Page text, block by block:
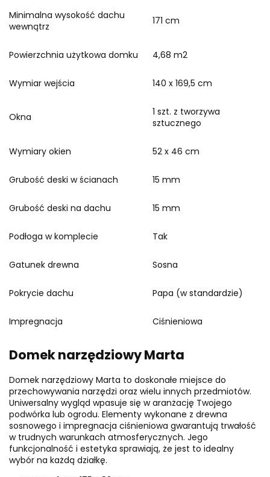
Minimalna wysokość dachu
wewnątrz
171 cm
Powierzchnia użytkowa domku 4,68 m2
Wymiar wejścia 140 x 169,5 cm
Okna
1 szt. z tworzywa
sztucznego
Wymiary okien 52 x 46 cm
Grubość deski w ścianach 15 mm
Grubość deski na dachu 15 mm
Podłoga w komplecie Tak
Gatunek drewna Sosna
Pokrycie dachu Papa (w standardzie)
Impregnacja Ciśnieniowa
Domek narzędziowy Marta
Domek narzędziowy Marta to doskonałe miejsce do
przechowywania narzędzi oraz wielu innych przedmiotów.
Uniwersalny wygląd wpasuje się w aranżację Twojego
podwórka lub ogrodu. Elementy wykonane z drewna
sosnowego i impregnacja ciśnieniowa gwarantują trwałość
w trudnych warunkach atmosferycznych. Jego
funkcjonalność i estetyka sprawiają, że jest to idealny
wybór na każdą działkę.